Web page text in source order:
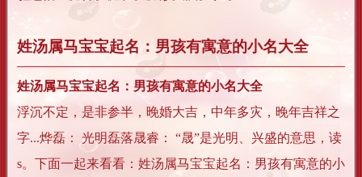
姓汤属马宝宝起名：男孩有寓意的小名大全
姓汤属马宝宝起名：男孩有寓意的小名大全
浮沉不定，是非参半，晚婚大吉，中年多灾，晚年吉祥之
字...烨磊： 光明磊落晟睿： “晟”是光明、兴盛的意思，读
s。下面一起来看看：姓汤属马宝宝起名：男孩有寓意的小